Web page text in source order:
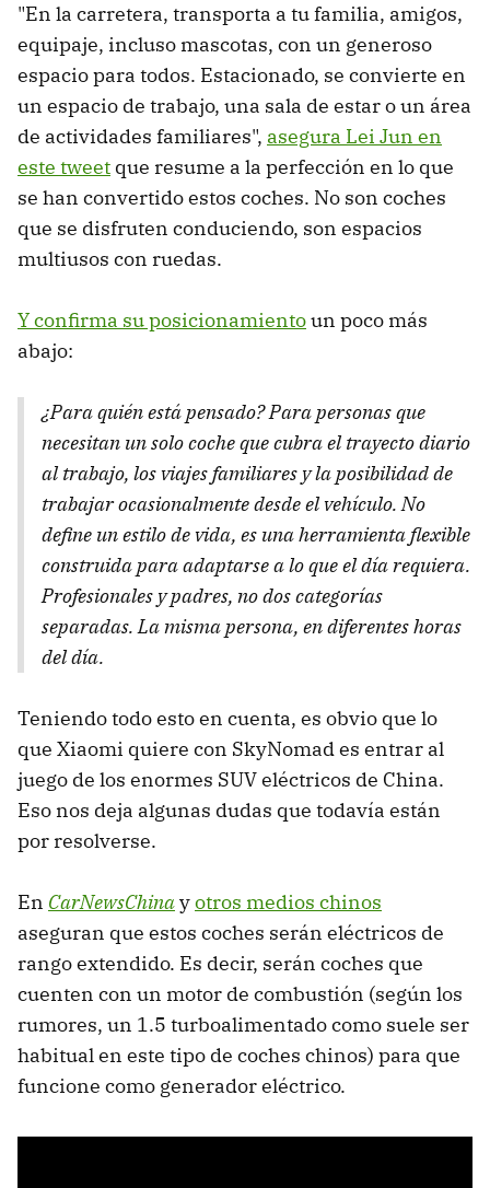
"En la carretera, transporta a tu familia, amigos,
equipaje, incluso mascotas, con un generoso
espacio para todos. Estacionado, se convierte en
un espacio de trabajo, una sala de estar o un área
de actividades familiares", asegura Lei Jun en
este tweet que resume a la perfección en lo que
se han convertido estos coches. No son coches
que se disfruten conduciendo, son espacios
multiusos con ruedas.
Y confirma su posicionamientoun poco más
abajo:
¿Para quién está pensado? Para personas que
necesitan un solo coche que cubra el trayecto diario
al trabajo, los viajes familiares y la posibilidad de
trabajar ocasionalmente desde el vehículo. No
define un estilo de vida, es una herramienta flexible
construida para adaptarse a lo que el día requiera.
Profesionales y padres, no dos categorías
separadas. La misma persona, en diferentes horas
del día.
Teniendo todo esto en cuenta, es obvio que lo
que Xiaomi quiere con SkyNomad es entrar al
juego de los enormes SUV eléctricos de China.
Eso nos deja algunas dudas que todavía están
por resolverse.
En CarNewsChinayotros medios chinos
aseguran que estos coches serán eléctricos de
rango extendido. Es decir, serán coches que
cuenten con un motor de combustión (según los
rumores, un 1.5 turboalimentado como suele ser
habitual en este tipo de coches chinos) para que
funcione como generador eléctrico.